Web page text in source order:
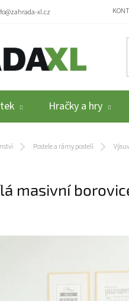
xl.cz
Hračky a hry
Postele a rámy postelí
masivní
5 hvězdiček.